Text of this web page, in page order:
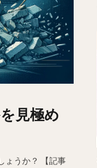
見極め
ょうか？ 【記事